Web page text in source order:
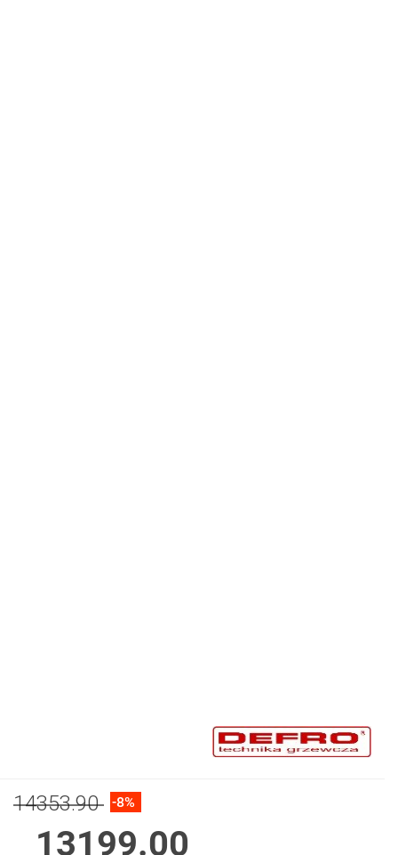
14353.90 -8%
13199.00